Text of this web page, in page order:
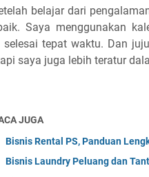
belajar dari
Saya menggunakan
selesai tepat waktu. Dan
saya juga lebih teratur
JUGA
Bisnis Rental PS, Panduan
Bisnis Laundry Peluang dan